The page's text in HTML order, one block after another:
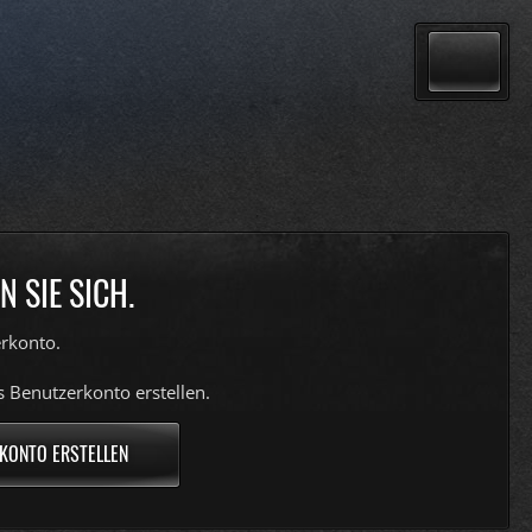
SIE SICH.
Benutzerkonto erstellen.
ERSTELLEN